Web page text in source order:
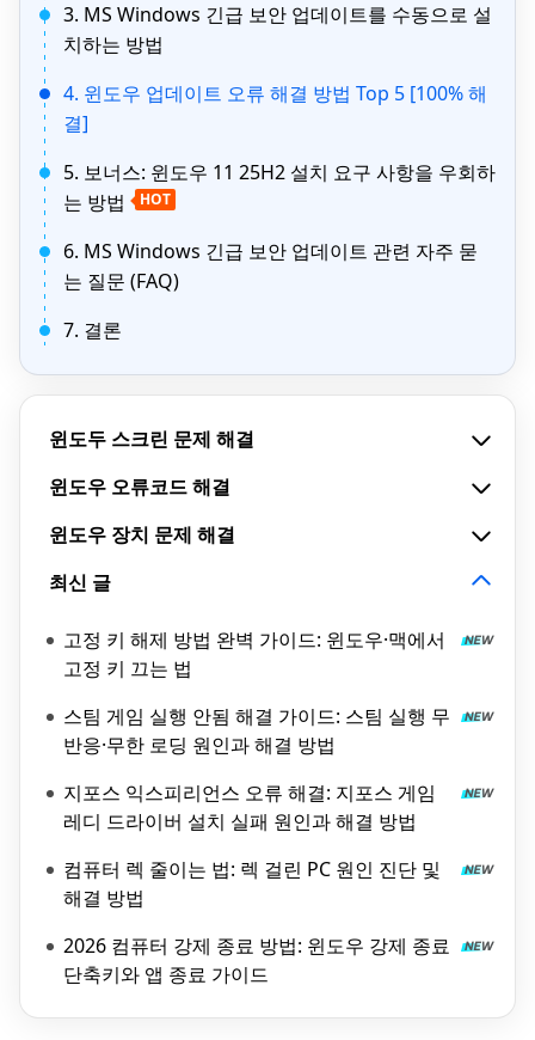
3. MS Windows 긴급 보안 업데이트를 수동으로 설
치하는 방법
4. 윈도우 업데이트 오류 해결 방법 Top 5 [100% 해
결]
5. 보너스: 윈도우 11 25H2 설치 요구 사항을 우회하
는 방법
HOT
6. MS Windows 긴급 보안 업데이트 관련 자주 묻
는 질문 (FAQ)
7. 결론
윈도두 스크린 문제 해결
윈도우 오류코드 해결
윈도우 장치 문제 해결
최신 글
고정 키 해제 방법 완벽 가이드: 윈도우·맥에서
고정 키 끄는 법
스팀 게임 실행 안됨 해결 가이드: 스팀 실행 무
반응·무한 로딩 원인과 해결 방법
지포스 익스피리언스 오류 해결: 지포스 게임
레디 드라이버 설치 실패 원인과 해결 방법
컴퓨터 렉 줄이는 법: 렉 걸린 PC 원인 진단 및
해결 방법
2026 컴퓨터 강제 종료 방법: 윈도우 강제 종료
단축키와 앱 종료 가이드